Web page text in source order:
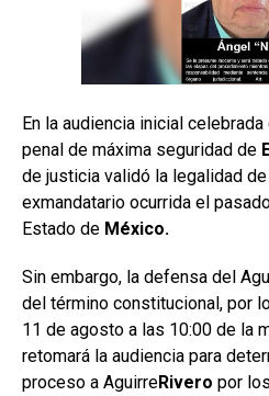
En la audiencia inicial celebrada
penal de máxima seguridad de
de justicia validó la legalidad
exmandatario ocurrida el
Estado de México.
Sin embargo, la defensa del
del término constitucional, por
11 de agosto a las 10:00 de la
retomará la audiencia para
proceso a AguirreRivero por